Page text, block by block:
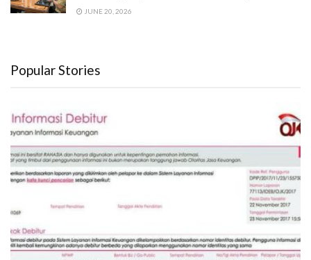
JUNE 20, 2026
Popular Stories